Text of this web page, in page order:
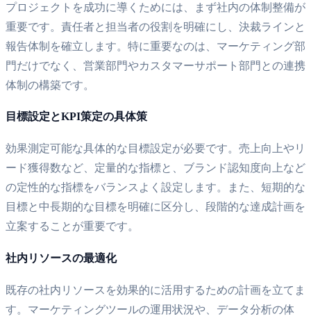
プロジェクトを成功に導くためには、まず社内の体制整備が
重要です。責任者と担当者の役割を明確にし、決裁ラインと
報告体制を確立します。特に重要なのは、マーケティング部
門だけでなく、営業部門やカスタマーサポート部門との連携
体制の構築です。
目標設定とKPI策定の具体策
効果測定可能な具体的な目標設定が必要です。売上向上やリ
ード獲得数など、定量的な指標と、ブランド認知度向上など
の定性的な指標をバランスよく設定します。また、短期的な
目標と中長期的な目標を明確に区分し、段階的な達成計画を
立案することが重要です。
社内リソースの最適化
既存の社内リソースを効果的に活用するための計画を立てま
す。マーケティングツールの運用状況や、データ分析の体